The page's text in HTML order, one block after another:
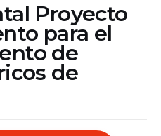
Proyecto
para el
de
de